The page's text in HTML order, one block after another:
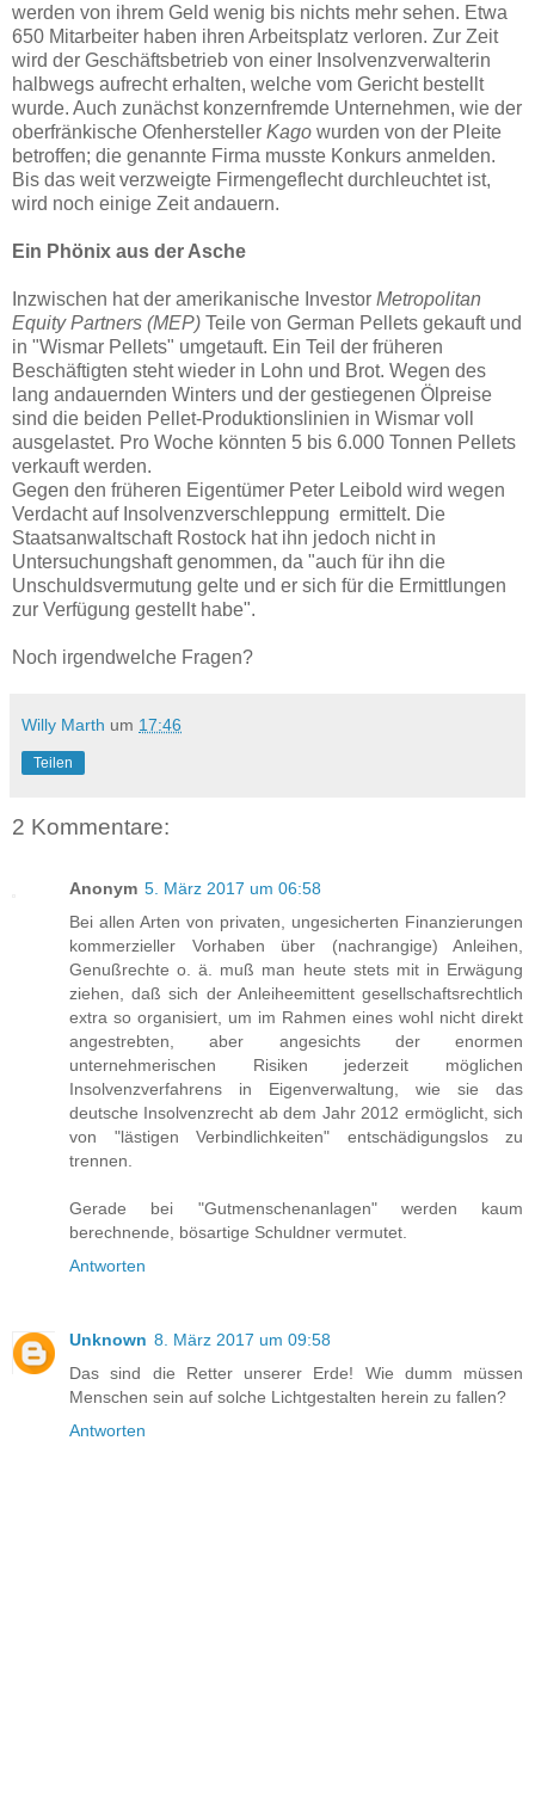
werden von ihrem Geld wenig bis nichts mehr sehen. Etwa
650 Mitarbeiter haben ihren Arbeitsplatz verloren. Zur Zeit
wird der Geschäftsbetrieb von einer Insolvenzverwalterin
halbwegs aufrecht erhalten, welche vom Gericht bestellt
wurde. Auch zunächst konzernfremde Unternehmen, wie der
oberfränkische Ofenhersteller Kago wurden von der Pleite
betroffen; die genannte Firma musste Konkurs anmelden.
Bis das weit verzweigte Firmengeflecht durchleuchtet ist,
wird noch einige Zeit andauern.
Ein Phönix aus der Asche
Inzwischen hat der amerikanische Investor Metropolitan
Equity Partners (MEP) Teile von German Pellets gekauft und
in "Wismar Pellets" umgetauft. Ein Teil der früheren
Beschäftigten steht wieder in Lohn und Brot. Wegen des
lang andauernden Winters und der gestiegenen Ölpreise
sind die beiden Pellet-Produktionslinien in Wismar voll
ausgelastet. Pro Woche könnten 5 bis 6.000 Tonnen Pellets
verkauft werden.
Gegen den früheren Eigentümer Peter Leibold wird wegen
Verdacht auf Insolvenzverschleppung ermittelt. Die
Staatsanwaltschaft Rostock hat ihn jedoch nicht in
Untersuchungshaft genommen, da "auch für ihn die
Unschuldsvermutung gelte und er sich für die Ermittlungen
zur Verfügung gestellt habe".
Noch irgendwelche Fragen?
Willy Marth um 17:46
Teilen
2 Kommentare:
Anonym 5. März 2017 um 06:58
Bei allen Arten von privaten, ungesicherten Finanzierungen
kommerzieller Vorhaben über (nachrangige) Anleihen,
Genußrechte o. ä. muß man heute stets mit in Erwägung
ziehen, daß sich der Anleiheemittent gesellschaftsrechtlich
extra so organisiert, um im Rahmen eines wohl nicht direkt
angestrebten, aber angesichts der enormen
unternehmerischen Risiken jederzeit möglichen
Insolvenzverfahrens in Eigenverwaltung, wie sie das
deutsche Insolvenzrecht ab dem Jahr 2012 ermöglicht, sich
von "lästigen Verbindlichkeiten" entschädigungslos zu
trennen.
Gerade bei "Gutmenschenanlagen" werden kaum
berechnende, bösartige Schuldner vermutet.
Antworten
Unknown 8. März 2017 um 09:58
Das sind die Retter unserer Erde! Wie dumm müssen
Menschen sein auf solche Lichtgestalten herein zu fallen?
Antworten